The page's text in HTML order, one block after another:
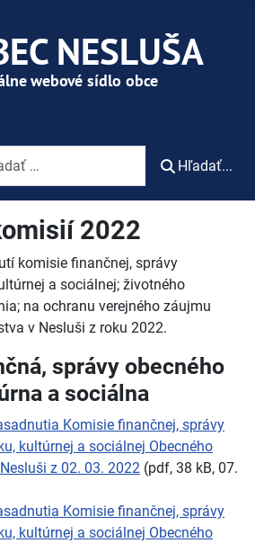
Hľadať...
2022
komisie finančnej, správy
a sociálnej; životného
na ochranu verejného záujmu
v Nesluši z roku 2022.
správy obecného
a sociálna
Komisie finančnej, správy
kultúrnej a sociálnej Obecného
z 02. 03. 2022 (pdf, 38 kB, 07.
Komisie finančnej, správy
kultúrnej a sociálnej Obecného